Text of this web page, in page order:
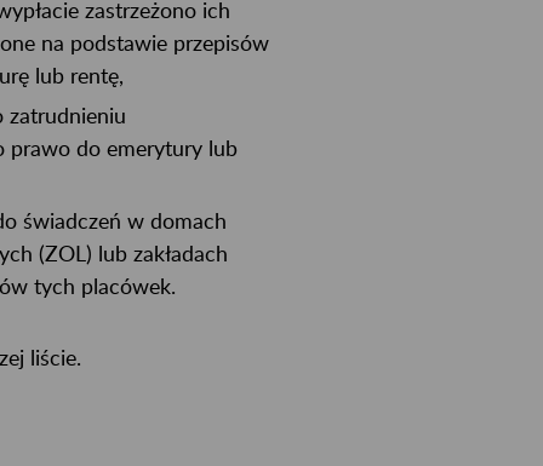
zastrzeżono ich
na podstawie przepisów
lub rentę,
zatrudnieniu
prawo do emerytury lub
świadczeń w domach
(ZOL) lub zakładach
tych placówek.
liście.